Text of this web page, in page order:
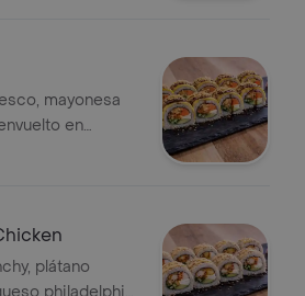
mayonesa
en
tempura y
plátano